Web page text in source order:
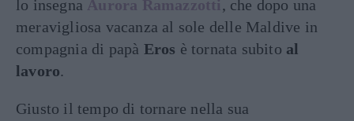
lo insegna Aurora Ramazzotti, che dopo una
meravigliosa vacanza al sole delle Maldive in
compagnia di papà Eros è tornata subito al
lavoro.
Giusto il tempo di tornare nella sua